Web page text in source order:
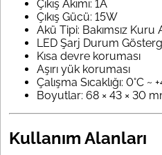
Çıkış Akımı: 1A
Çıkış Gücü: 15W
Akü Tipi: Bakımsız Kuru
LED Şarj Durum
Kısa devre koruması
Aşırı yük koruması
Çalışma Sıcaklığı: 0°C ~
Boyutlar: 68 × 43 × 30
Kullanım Alanları